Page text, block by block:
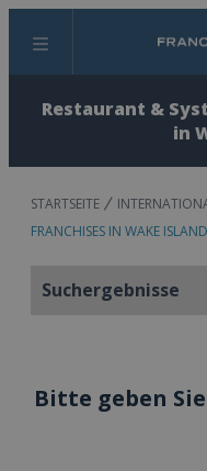
Menü
Restaurant &
in
STARTSEITE
FRANCHISES IN WAKE
Suchergebnisse
Bitte geben